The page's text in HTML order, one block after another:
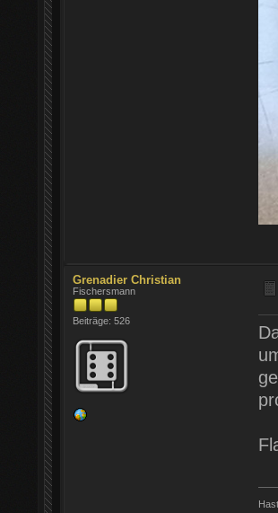
Grenadier Christian
Fischersmann
Beiträge: 526